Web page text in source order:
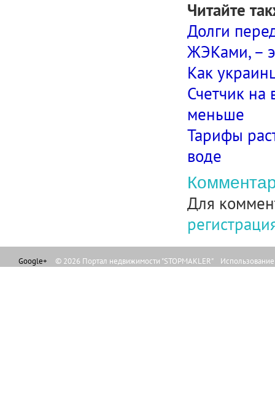
Читайте
Долги
ЖЭКами, –
Как
Счетчик на
меньше
Тарифы
воде
Для
Google+ © 2026 Портал недвижимости "STOPMAKLER"